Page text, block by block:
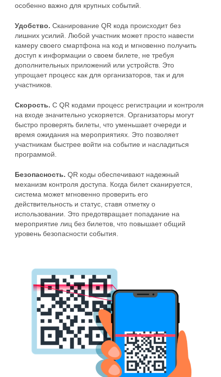
особенно важно для крупных событий.
Удобство. Сканирование QR кода происходит без
лишних усилий. Любой участник может просто навести
камеру своего смартфона на код и мгновенно получить
доступ к информации о своем билете, не требуя
дополнительных приложений или устройств. Это
упрощает процесс как для организаторов, так и для
участников.
Скорость. С QR кодами процесс регистрации и контроля
на входе значительно ускоряется. Организаторы могут
быстро проверять билеты, что уменьшает очереди и
время ожидания на мероприятиях. Это позволяет
участникам быстрее войти на событие и насладиться
программой.
Безопасность. QR коды обеспечивают надежный
механизм контроля доступа. Когда билет сканируется,
система может мгновенно проверить его
действительность и статус, ставя отметку о
использовании. Это предотвращает попадание на
мероприятие лиц без билетов, что повышает общий
уровень безопасности события.